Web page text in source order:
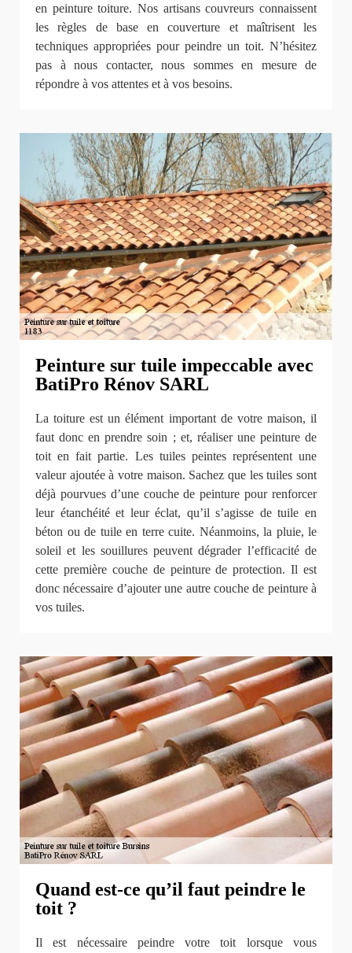
en peinture toiture. Nos artisans couvreurs connaissent
les règles de base en couverture et maîtrisent les
techniques appropriées pour peindre un toit. N’hésitez
pas à nous contacter, nous sommes en mesure de
répondre à vos attentes et à vos besoins.
Peinture sur tuile impeccable avec
BatiPro Rénov SARL
La toiture est un élément important de votre maison, il
faut donc en prendre soin ; et, réaliser une peinture de
toit en fait partie. Les tuiles peintes représentent une
valeur ajoutée à votre maison. Sachez que les tuiles sont
déjà pourvues d’une couche de peinture pour renforcer
leur étanchéité et leur éclat, qu’il s’agisse de tuile en
béton ou de tuile en terre cuite. Néanmoins, la pluie, le
soleil et les souillures peuvent dégrader l’efficacité de
cette première couche de peinture de protection. Il est
donc nécessaire d’ajouter une autre couche de peinture à
vos tuiles.
Quand est-ce qu’il faut peindre le
toit ?
Il est nécessaire peindre votre toit lorsque vous